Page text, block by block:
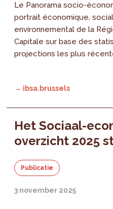
Le Panorama socio-
portrait économique,
environnemental de la
Capitale sur base des
projections les plus
→ ibsa.brussels
Het Sociaal-
overzicht 2025
Publicatie
3 november 2025